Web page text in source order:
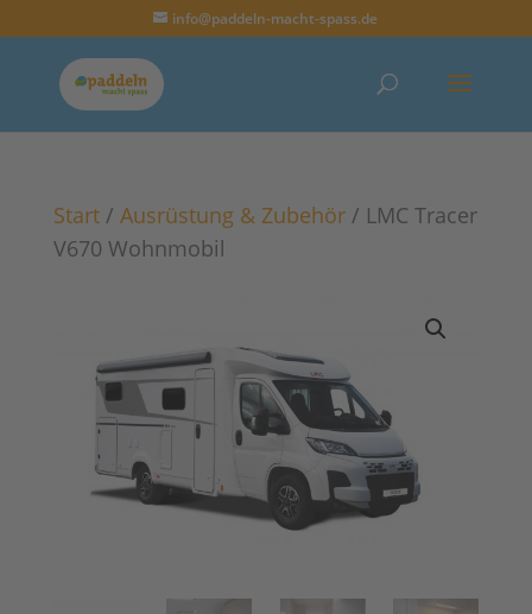
info@paddeln-macht-spass.de
Start/ Ausrüstung & Zubehör/ LMC Tracer
V670 Wohnmobil